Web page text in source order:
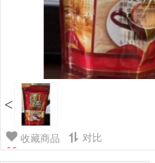
<
收藏商品 对比